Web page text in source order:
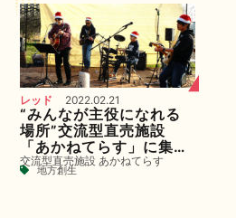
レッド 2022.02.21
“みんなが主役になれる
場所”交流型直売施設
「あかねてらす」に集ま
れ！
交流型直売施設 あかねてらす
地方創生